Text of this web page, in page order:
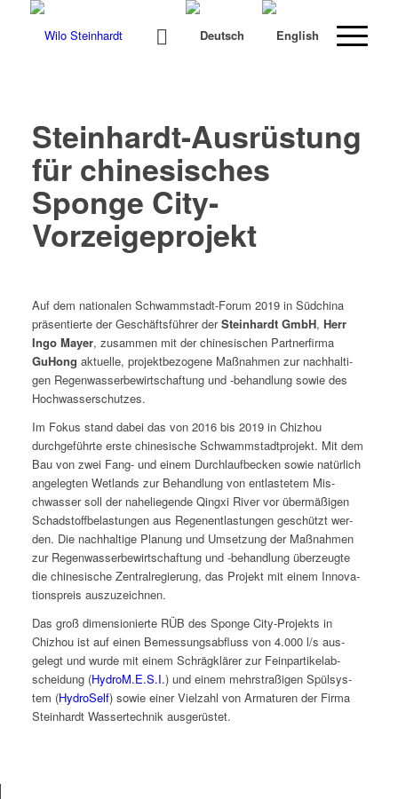
Steinhardt-Ausrüstung
für chinesisches
Sponge City-
Vorzeigeprojekt
Auf dem nationalen Schwamm­stadt-Forum 2019 in Süd­chi­na
präsen­tierte der Geschäfts­führer derStein­hardt GmbH, Herr
Ingo May­er, zusam­men mit der chi­ne­sis­chen Part­ner­fir­ma
GuHong aktuelle, pro­jek­t­be­zo­gene Maß­nah­men zur nach­halti­
gen Regen­wasser­be­wirtschaf­tung und ‑behand­lung sowie des
Hochwasserschutzes.
Im Fokus stand dabei das von 2016 bis 2019 in Chizhou
durchge­führte erste chi­ne­sis­che Schwamm­stadt­pro­jekt. Mit dem
Bau von zwei Fang- und einem Durch­lauf­beck­en sowie natür­lich
angelegten Wet­lands zur Behand­lung von ent­lastetem Mis­
chwass­er soll der nahe­liegende Qingxi Riv­er vor über­mäßi­gen
Schad­stoff­be­las­tun­gen aus Rege­nent­las­tun­gen geschützt wer­
den. Die nach­haltige Pla­nung und Umset­zung der Maß­nah­men
zur Regen­wasser­be­wirtschaf­tung und ‑behand­lung überzeugte
die chi­ne­sis­che Zen­tral­regierung, das Pro­jekt mit einem Inno­va­
tion­spreis auszuzeichnen.
Das groß dimen­sion­ierte RÜB des Sponge City-Pro­jek­ts in
Chizhou ist auf einen Bemes­sungsabfluss von 4.000 l/s aus­
gelegt und wurde mit einem Schrägk­lär­er zur Fein­par­tike­lab­
schei­dung (HydroM.E.S.I.) und einem mehrstraßi­gen Spül­sys­
tem (Hydro­Self) sowie ein­er Vielzahl von Arma­turen der Fir­ma
Stein­hardt Wassertech­nik ausgerüstet.